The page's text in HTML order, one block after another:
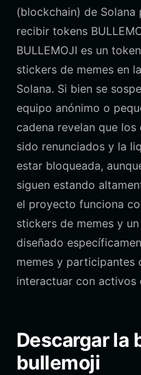
(blockchain) de Solana
recibir tokens
BULLEMOJI es un
stickers de memes en
Solana. Si bien se
equipo anónimo o
cadena revelan que
sido renunciados y la
estar bloqueada,
siguen estando
el proyecto funciona
stickers de memes y
diseñado
memes y participantes
interactuar con activos
Descargar la
bullemoji